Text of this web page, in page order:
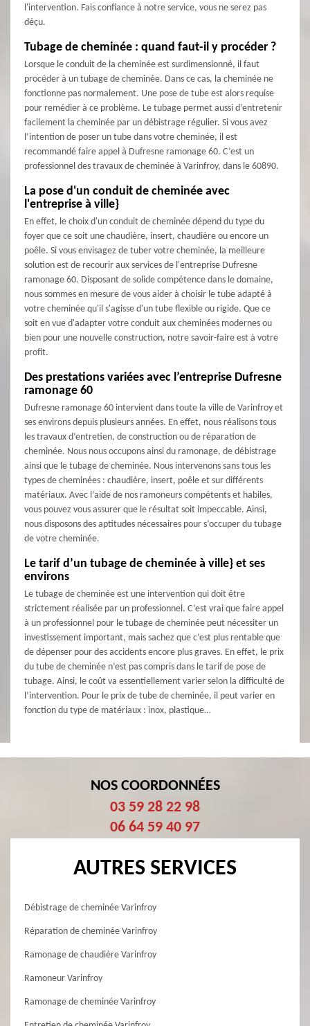
l'intervention. Fais confiance à notre service, vous ne serez pas
déçu.
Tubage de cheminée : quand faut-il y procéder ?
Lorsque le conduit de la cheminée est surdimensionné, il faut
procéder à un tubage de cheminée. Dans ce cas, la cheminée ne
fonctionne pas normalement. Une pose de tube est alors requise
pour remédier à ce problème. Le tubage permet aussi d’entretenir
facilement la cheminée par un débistrage régulier. Si vous avez
l’intention de poser un tube dans votre cheminée, il est
recommandé faire appel à Dufresne ramonage 60. C’est un
professionnel des travaux de cheminée à Varinfroy, dans le 60890.
La pose d'un conduit de cheminée avec
l'entreprise à ville}
En effet, le choix d'un conduit de cheminée dépend du type du
foyer que ce soit une chaudière, insert, chaudière ou encore un
poêle. Si vous envisagez de tuber votre cheminée, la meilleure
solution est de recourir aux services de l'entreprise Dufresne
ramonage 60. Disposant de solide compétence dans le domaine,
nous sommes en mesure de vous aider à choisir le tube adapté à
votre cheminée qu'il s'agisse d'un tube flexible ou rigide. Que ce
soit en vue d'adapter votre conduit aux cheminées modernes ou
bien pour une nouvelle construction, notre savoir-faire est à votre
profit.
Des prestations variées avec l’entreprise Dufresne
ramonage 60
Dufresne ramonage 60 intervient dans toute la ville de Varinfroy et
ses environs depuis plusieurs années. En effet, nous réalisons tous
les travaux d’entretien, de construction ou de réparation de
cheminée. Nous nous occupons ainsi du ramonage, de débistrage
ainsi que le tubage de cheminée. Nous intervenons sans tous les
types de cheminées : chaudière, insert, poêle et sur différents
matériaux. Avec l’aide de nos ramoneurs compétents et habiles,
vous pouvez vous assurer que le résultat soit impeccable. Ainsi,
nous disposons des aptitudes nécessaires pour s’occuper du tubage
de votre cheminée.
Le tarif d’un tubage de cheminée à ville} et ses
environs
Le tubage de cheminée est une intervention qui doit être
strictement réalisée par un professionnel. C’est vrai que faire appel
à un professionnel pour le tubage de cheminée peut nécessiter un
investissement important, mais sachez que c’est plus rentable que
de dépenser pour des accidents encore plus graves. En effet, le prix
du tube de cheminée n’est pas compris dans le tarif de pose de
tubage. Ainsi, le coût va essentiellement varier selon la difficulté de
l’intervention. Pour le prix de tube de cheminée, il peut varier en
fonction du type de matériaux : inox, plastique…
NOS COORDONNÉES
03 59 28 22 98
06 64 59 40 97
AUTRES SERVICES
Débistrage de cheminée Varinfroy
Réparation de cheminée Varinfroy
Ramonage de chaudière Varinfroy
Ramoneur Varinfroy
Ramonage de cheminée Varinfroy